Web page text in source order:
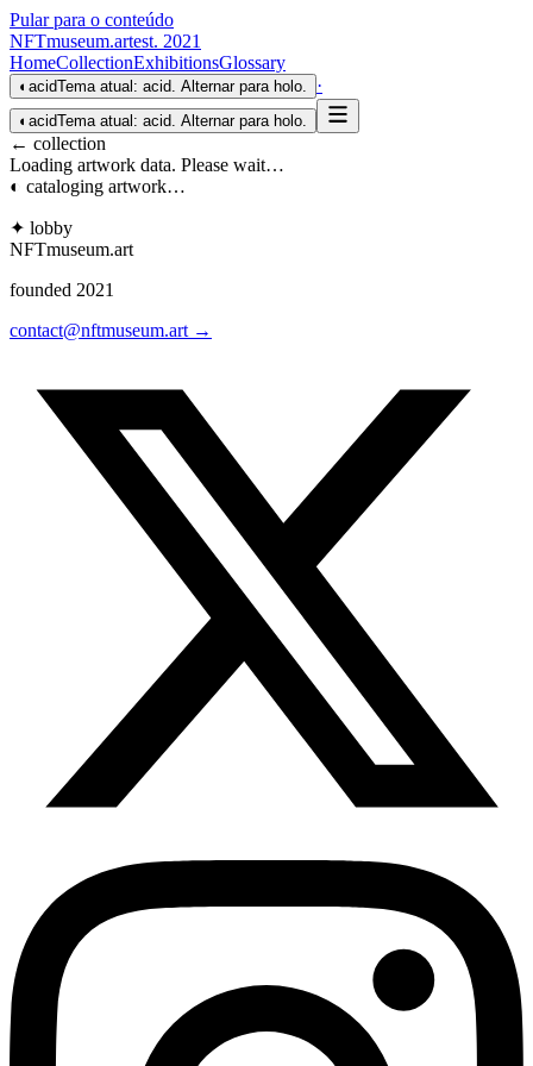
Pular para o conteúdo
NFTmuseum.artest. 2021
HomeCollectionExhibitionsGlossary
◐ acidTema atual: acid. Alternar para holo. ·
◐ acidTema atual: acid. Alternar para holo.
← collection
Loading artwork data. Please wait…
◐ cataloging artwork…
✦ lobby
NFTmuseum.art
founded 2021
contact@nftmuseum.art →